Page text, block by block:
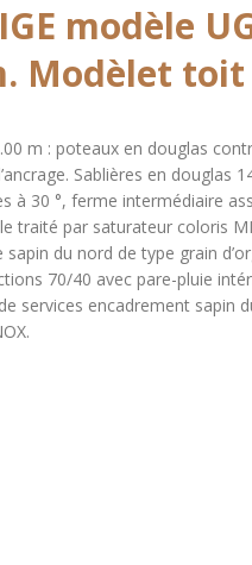
modèle
Modèlet toit
m : poteaux en douglas
Sablières en douglas
à 30 °, ferme intermédiaire
traité par saturateur coloris
du nord de type grain
70/40 avec pare-pluie
services encadrement sapin